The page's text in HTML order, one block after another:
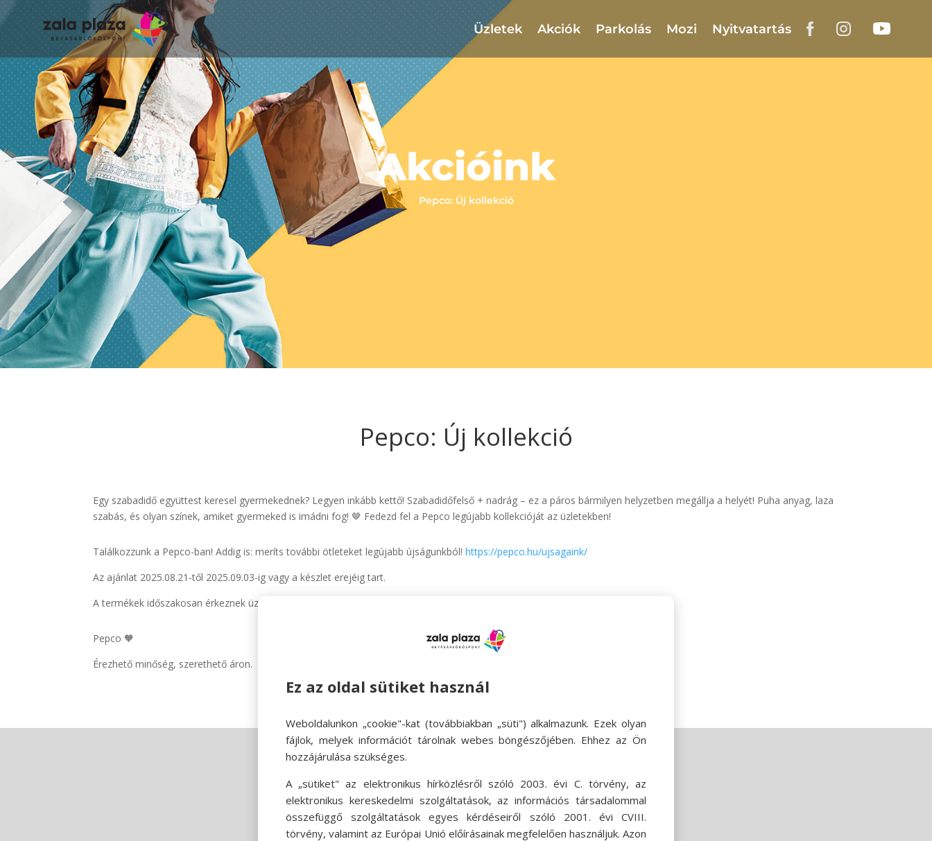
Üzletek Akciók Parkolás Mozi Nyitvatartás
Akcióink
Pepco: Új kollekció
Pepco: Új kollekció
Egy szabadidő együttest keresel gyermekednek? Legyen inkább kettő! Szabadidőfelső + nadrág – ez a páros bármilyen helyzetben megállja a helyét! Puha anyag, laza
szabás, és olyan színek, amiket gyermeked is imádni fog! 🤎 Fedezd fel a Pepco legújabb kollekcióját az üzletekben!
Találkozzunk a Pepco-ban! Addig is: meríts további ötleteket legújabb újságunkból!https://pepco.hu/ujsagaink/
Az ajánlat 2025.08.21-től 2025.09.03-ig vagy a készlet erejéig tart.
A termékek időszakosan érkeznek üzleteinkbe és elérhetőségük üzletenként változhat.
Pepco 🧡
Érezhető minőség, szerethető áron.
Ez az oldal sütiket használ
Weboldalunkon „cookie"-kat (továbbiakban „süti") alkalmazunk. Ezek olyan
fájlok, melyek információt tárolnak webes böngészőjében. Ehhez az Ön
hozzájárulása szükséges.
A „sütiket" az elektronikus hírközlésről szóló 2003. évi C. törvény, az
elektronikus kereskedelmi szolgáltatások, az információs társadalommal
összefüggő szolgáltatások egyes kérdéseiről szóló 2001. évi CVIII.
törvény, valamint az Európai Unió előírásainak megfelelően használjuk. Azon